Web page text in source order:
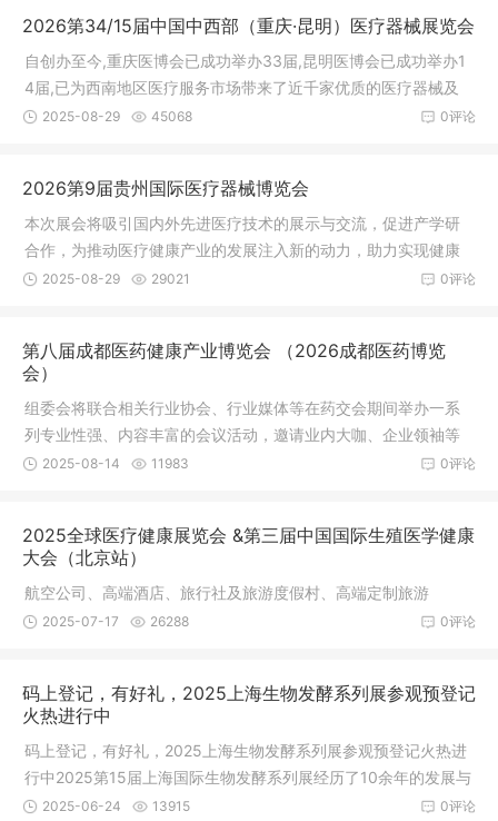
2026第34/15届中国中西部（重庆·昆明）医疗器械展览会
自创办至今,重庆医博会已成功举办33届,昆明医博会已成功举办1
4届,已为西南地区医疗服务市场带来了近千家优质的医疗器械及
耗材的生产制造服务商。展会着里突出资源整合优势,推动西南地
0评论
2025-08-29 45068
2026第9届贵州国际医疗器械博览会
本次展会将吸引国内外先进医疗技术的展示与交流，促进产学研
合作，为推动医疗健康产业的发展注入新的动力，助力实现健康
中国的宏伟目标。
0评论
2025-08-29 29021
第八届成都医药健康产业博览会 （2026成都医药博览
会）
组委会将联合相关行业协会、行业媒体等在药交会期间举办一系
列专业性强、内容丰富的会议活动，邀请业内大咖、企业领袖等
到场针对行业热点话题进行分享和交流，以此吸引更多有影响力
0评论
2025-08-14 11983
2025全球医疗健康展览会 &第三届中国国际生殖医学健康
大会（北京站）
航空公司、高端酒店、旅行社及旅游度假村、高端定制旅游
0评论
2025-07-17 26288
码上登记，有好礼，2025上海生物发酵系列展参观预登记
火热进行中
码上登记，有好礼，2025上海生物发酵系列展参观预登记火热进
行中2025第15届上海国际生物发酵系列展经历了10余年的发展与
资源积累
0评论
2025-06-24 13915